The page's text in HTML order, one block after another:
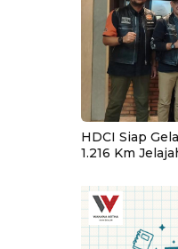
HDCI Siap
1.216 Km